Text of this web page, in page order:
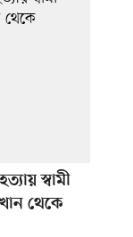
স্বামী
থেকে